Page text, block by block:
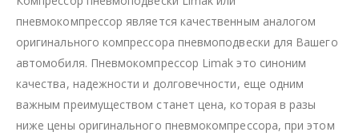
пневмокомпрессор является качественным аналогом
оригинального компрессора пневмоподвески для Вашего
автомобиля. Пневмокомпрессор Limak это синоним
качества, надежности и долговечности, еще одним
важным преимуществом станет цена, которая в разы
ниже цены оригинального пневмокомпрессора, при этом